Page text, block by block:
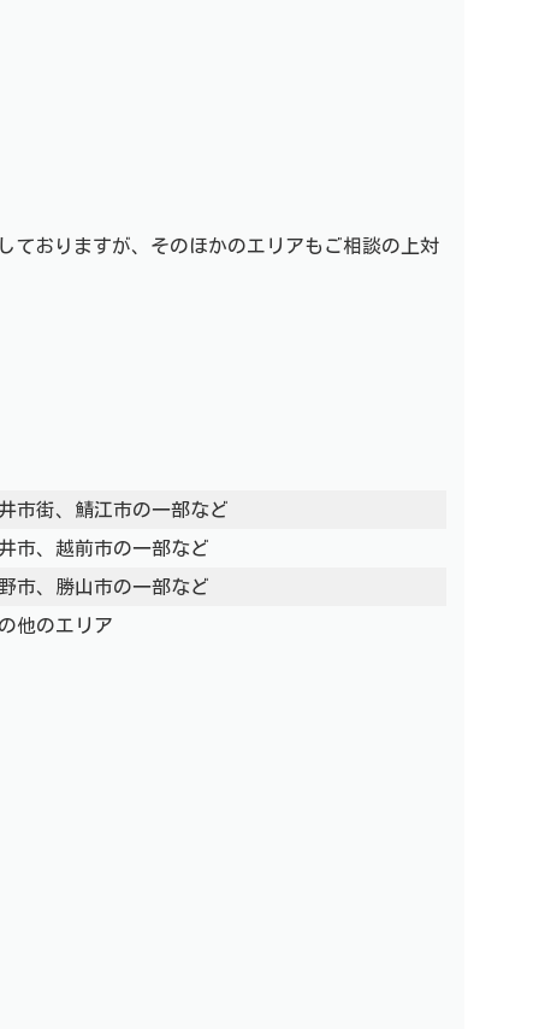
ておりますが、そのほかのエリアもご相談の上対
市街、鯖江市の一部など
市、越前市の一部など
市、勝山市の一部など
他のエリア